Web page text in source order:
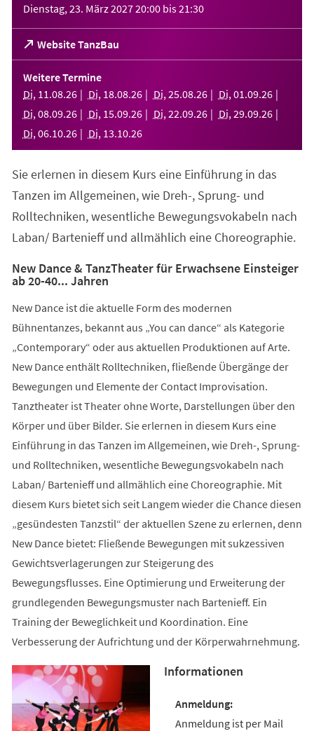
Dienstag, 23. März 202720:00 bis21:30
Website TanzBau
(Öffnet
in
einem
neuen
Tab)
Weitere Termine
Di, 11 .08.26 Di, 18.08.26 Di, 25.08.26 Di, 01 .09.26
Di, 08.09.26 Di, 15.09.26 Di, 22.09.26 Di, 29.09.26
Di, 06.10.26 Di, 13.10.26
Sie erlernen in diesem Kurs eine Einführung in das
Tanzen im Allgemeinen, wie Dreh-, Sprung- und
Rolltechniken, wesentliche Bewegungsvokabeln nach
Laban/ Bartenieff und allmählich eine Choreographie.
New Dance & TanzTheater für Erwachsene Einsteiger
ab 20-40... Jahren
New Dance ist die aktuelle Form des modernen
Bühnentanzes, bekannt aus „You can dance“ als Kategorie
„Contemporary“ oder aus aktuellen Produktionen auf Arte.
New Dance enthält Rolltechniken, fließende Übergänge der
Bewegungen und Elemente der Contact Improvisation.
Tanztheater ist Theater ohne Worte, Darstellungen über den
Körper und über Bilder. Sie erlernen in diesem Kurs eine
Einführung in das Tanzen im Allgemeinen, wie Dreh-, Sprung-
und Rolltechniken, wesentliche Bewegungsvokabeln nach
Laban/ Bartenieff und allmählich eine Choreographie. Mit
diesem Kurs bietet sich seit Langem wieder die Chance diesen
„gesündesten Tanzstil“ der aktuellen Szene zu erlernen, denn
New Dance bietet: Fließende Bewegungen mit sukzessiven
Gewichtsverlagerungen zur Steigerung des
Bewegungsflusses. Eine Optimierung und Erweiterung der
grundlegenden Bewegungsmuster nach Bartenieff. Ein
Training der Beweglichkeit und Koordination. Eine
Verbesserung der Aufrichtung und der Körperwahrnehmung.
Informationen
Anmeldung ist per Mail